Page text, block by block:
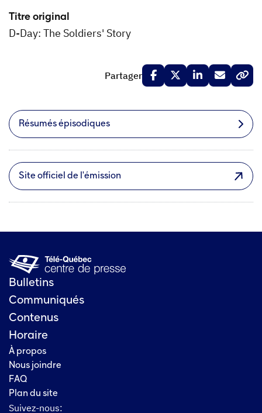
Titre original
D-Day: The Soldiers' Story
Partager
Résumés épisodiques
Site officiel de l'émission
Bulletins
Communiqués
Contenus
Horaire
À propos
Nous joindre
FAQ
Plan du site
Suivez-nous: